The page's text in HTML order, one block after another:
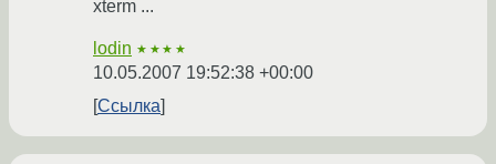
xterm ...
lodin ★★★★
10.05.2007 19:52:38 +00:00
Ссылка